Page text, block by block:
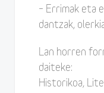
– Errimak eta
dantzak,
Lan horren
daiteke:
Historikoa,